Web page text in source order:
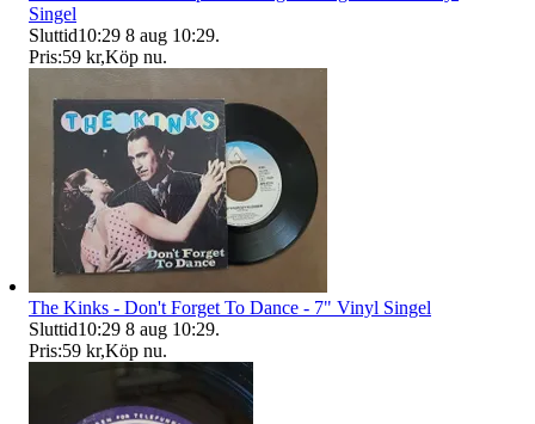
Singel
Sluttid10:29 8 aug 10:29.
Pris:59 kr,Köp nu.
The Kinks - Don't Forget To Dance - 7" Vinyl Singel
Sluttid10:29 8 aug 10:29.
Pris:59 kr,Köp nu.